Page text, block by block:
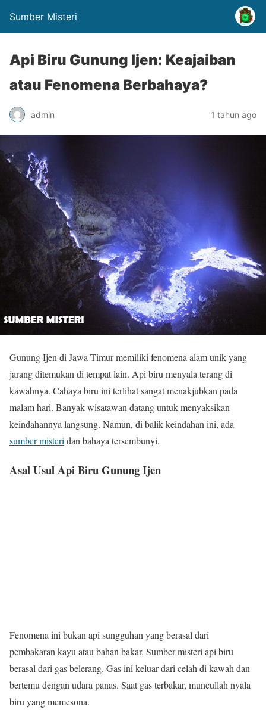
Sumber Misteri
Api Biru Gunung Ijen: Keajaiban
atau Fenomena Berbahaya?
admin 1 tahun ago
Gunung Ijen di Jawa Timur memiliki fenomena alam unik yang
jarang ditemukan di tempat lain. Api biru menyala terang di
kawahnya. Cahaya biru ini terlihat sangat menakjubkan pada
malam hari. Banyak wisatawan datang untuk menyaksikan
keindahannya langsung. Namun, di balik keindahan ini, ada
sumber misteri dan bahaya tersembunyi.
Asal Usul Api Biru Gunung Ijen
Fenomena ini bukan api sungguhan yang berasal dari
pembakaran kayu atau bahan bakar. Sumber misteri api biru
berasal dari gas belerang. Gas ini keluar dari celah di kawah dan
bertemu dengan udara panas. Saat gas terbakar, muncullah nyala
biru yang memesona.